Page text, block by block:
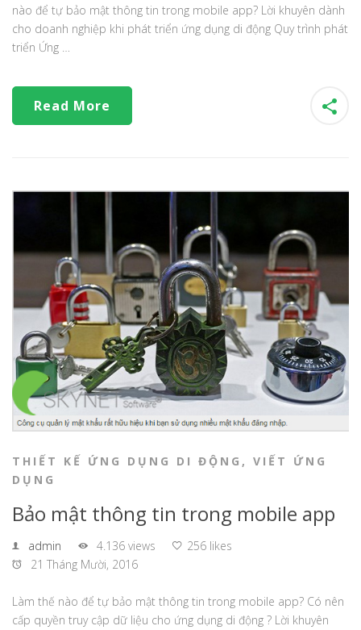
nào để tự bảo mật thông tin trong mobile app? Lời khuyên dành
cho doanh nghiệp khi phát triển ứng dụng di động Quy trình phát
triển Ứng …
Read More
THIẾT KẾ ỨNG DỤNG DI ĐỘNG , VIẾT ỨNG
DỤNG
Bảo mật thông tin trong mobile app
admin 4.136 views
256 likes
21 Tháng Mười, 2016
Làm thế nào để tự bảo mật thông tin trong mobile app? Có nên
cấp quyền truy cập dữ liệu cho ứng dụng di động ? Lời khuyên